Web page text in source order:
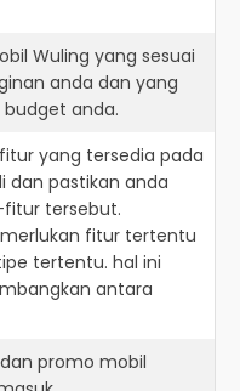
Wuling yang sesuai
anda dan yang
anda.
yang tersedia pada
dan pastikan anda
tersebut.
fitur tertentu
tertentu. hal ini
antara
promo mobil